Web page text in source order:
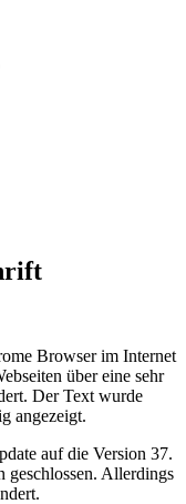
Browser im Internet
über eine sehr
Der Text wurde
angezeigt.
auf die Version 37.
geschlossen. Allerdings